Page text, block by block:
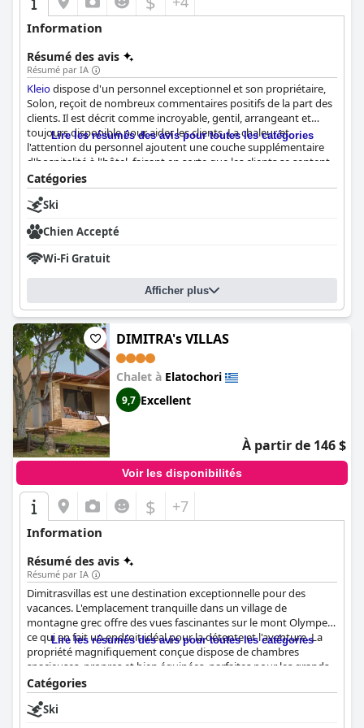
Information
Résumé des avis
Résumé par IA
Kleiodispose d'un personnel exceptionnel et son propriétaire,
Solon, reçoit de nombreux commentaires positifs de la part des
clients. Il est décrit comme incroyable, gentil, arrangeant et
toujours disponible pour aider les clients. La chaleur et
l'attention du personnel ajoutent une couche supplémentaire
d'hospitalité à l'hôtel, faisant en sorte que les clients se sentent
accueillis et pris en charge. De plus, Solon est connu pour faire
des recommandations d'excursions magnifiques dans la région,
ce qui contribue à l'expérience positive globale à
Lire les résumés des avis pour toutes les catégories
Catégories
Ski
Chien Accepté
Wi-Fi Gratuit
Afficher plus
DIMITRA's VILLAS
Chalet à Elatochori
9,7 Excellent
À partir de 146 $
Voir les disponibilités
$ +7
Information
Résumé des avis
Résumé par IA
Dimitrasvillas est une destination exceptionnelle pour des
vacances. L'emplacement tranquille dans un village de
montagne grec offre des vues fascinantes sur le mont Olympe,
ce qui en fait un endroit idéal pour la détente et l'aventure. La
propriété magnifiquement conçue dispose de chambres
spacieuses, propres et bien équipées, parfaites pour les grands
groupes. Les clients apprécient l'atmosphère chaleureuse et
accueillante de la décoration intérieure et les vues imprenables.
Les hôtes sont exceptionnels, faisant en sorte que les visiteurs
se sentent chaleureusement accueillis, et le personnel a été
Lire les résumés des avis pour toutes les catégories
Catégories
Ski